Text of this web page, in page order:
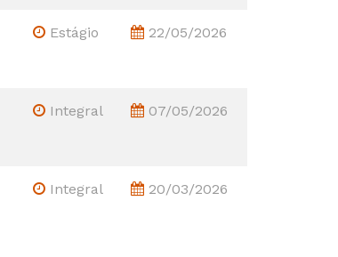
Estágio 22/05/2026
Integral 07/05/2026
Integral 20/03/2026